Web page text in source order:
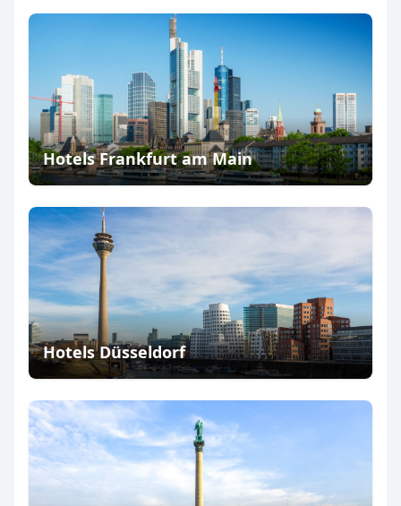
Hotels Frankfurt am Main
Hotels Düsseldorf